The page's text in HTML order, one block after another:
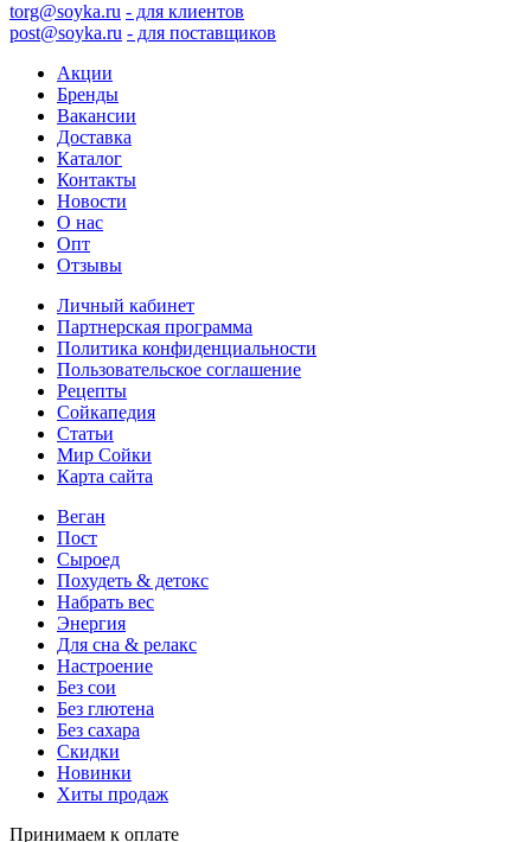
torg@soyka.ru - для клиентов
post@soyka.ru - для поставщиков
Акции
Бренды
Вакансии
Доставка
Каталог
Контакты
Новости
О нас
Опт
Отзывы
Личный кабинет
Партнерская программа
Политика конфиденциальности
Пользовательское соглашение
Рецепты
Сойкапедия
Статьи
Мир Сойки
Карта сайта
Веган
Пост
Сыроед
Похудеть & детокс
Набрать вес
Энергия
Для сна & релакс
Настроение
Без сои
Без глютена
Без сахара
Скидки
Новинки
Хиты продаж
Принимаем к оплате